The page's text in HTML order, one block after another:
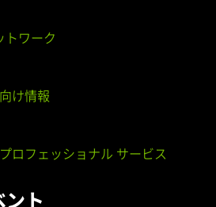
トワーク
け情報
ロフェッショナル サービス
ト